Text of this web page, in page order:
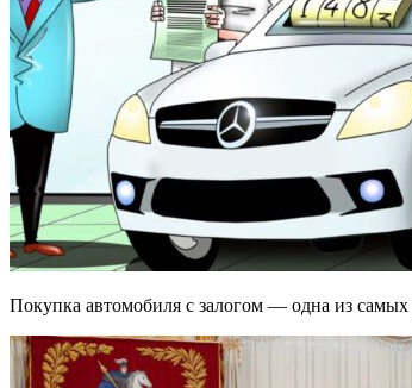
Покупка автомобиля с залогом — одна из